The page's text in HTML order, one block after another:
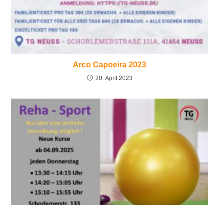
Arco Capoeira 2023
20. April 2023